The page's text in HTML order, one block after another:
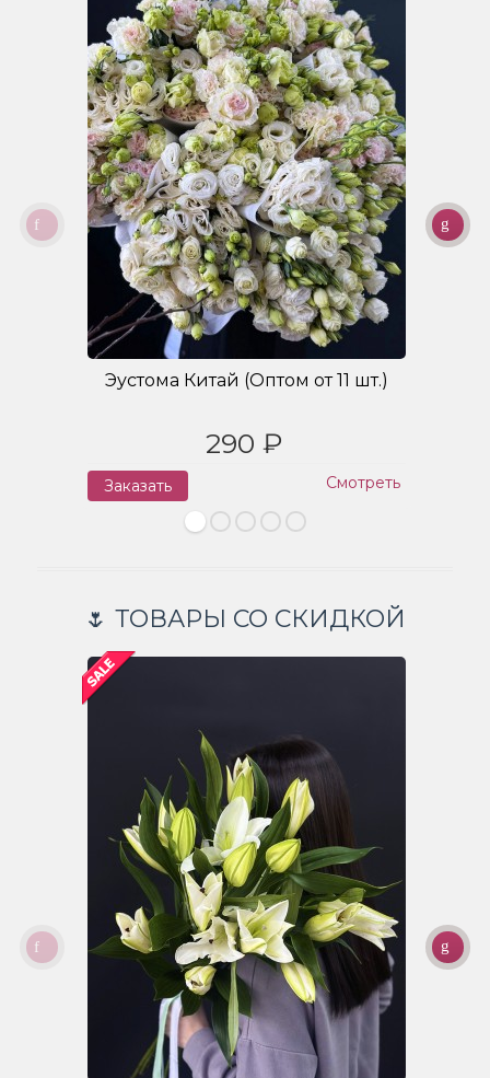
Эустома Китай (Оптом от 11 шт.)
290 ₽
Заказать Смотреть
🌷 ТОВАРЫ СО СКИДКОЙ